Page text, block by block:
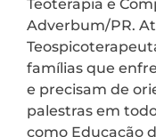
Teoterapia e
Adverbum/PR.
famílias que
e precisam de
palestras em
como Educação